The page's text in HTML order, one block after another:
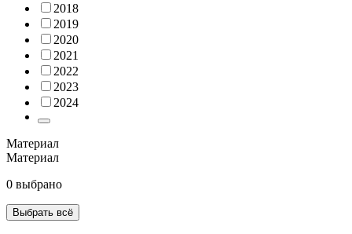
2018
2019
2020
2021
2022
2023
2024
Материал
Материал
0 выбрано
Выбрать всё